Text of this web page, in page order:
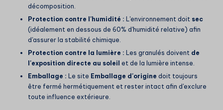
décomposition.
Protection contre l'humidité : L'environnement doit sec
(idéalement en dessous de 60% d'humidité relative) afin
d'assurer la stabilité chimique.
Protection contre la lumière : Les granulés doivent de
l'exposition directe au soleil et de la lumière intense.
Emballage : Le site Emballage d'origine doit toujours
être fermé hermétiquement et rester intact afin d'exclure
toute influence extérieure.